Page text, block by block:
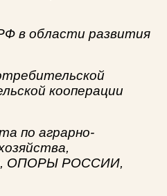
в области развития
кооперации
по аграрно-
ОПОРЫ РОССИИ,